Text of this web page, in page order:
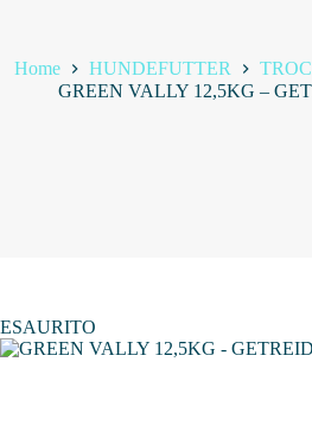
Home HUNDEFUTTER
GREEN VALLY 12,5KG –
ESAURITO